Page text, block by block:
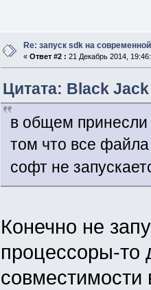
Re: запуск sdk на
« Ответ #2 : 21 Декабрь 2014,
Цитата: Black
в общем принесли
том что все файла
софт не
Конечно не
процессоры-то
совместимости